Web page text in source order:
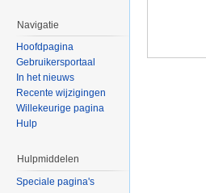
Navigatie
Hoofdpagina
Gebruikersportaal
In het nieuws
Recente wijzigingen
Willekeurige pagina
Hulp
Hulpmiddelen
Speciale pagina's